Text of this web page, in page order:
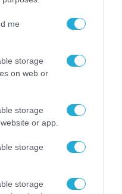
me
storage
on web or
storage
or app.
storage
storage
δισεκατομμύρια),
καθημερινή
ψηφιακών
αλφαβήτου
Από αυτά μόνο το
τις μηχανές και
άνθρωπο.
DATAτζής, που